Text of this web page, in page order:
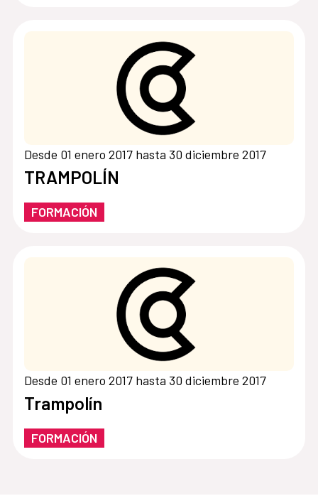
Desde 01 enero 2017 hasta 30 diciembre 2017
TRAMPOLÍN
FORMACIÓN
Desde 01 enero 2017 hasta 30 diciembre 2017
Trampolín
FORMACIÓN